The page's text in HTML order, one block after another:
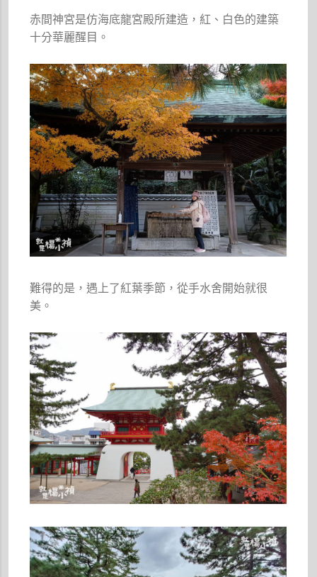
赤間神宮是仿海底龍宮殿所建造，紅、白色的建築
十分華麗醒目。
難得的是，遇上了紅葉季節，從手水舍開始就很
美。